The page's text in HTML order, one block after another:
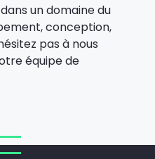
un domaine du
conception,
pas à nous
équipe de